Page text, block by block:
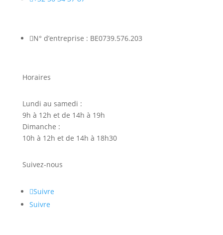
N° d’entreprise : BE0739.576.203
Horaires
Lundi au samedi :
9h à 12h et de 14h à 19h
Dimanche :
10h à 12h et de 14h à 18h30
Suivez-nous
Suivre
Suivre